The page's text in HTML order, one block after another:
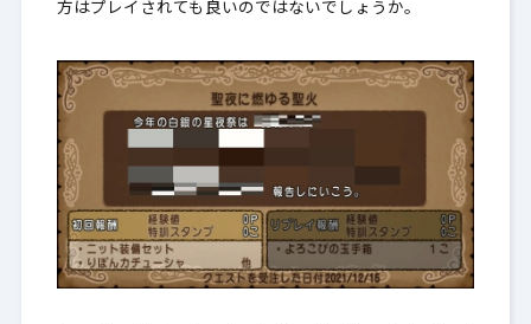
方はプレイされても良いのではないでしょうか。